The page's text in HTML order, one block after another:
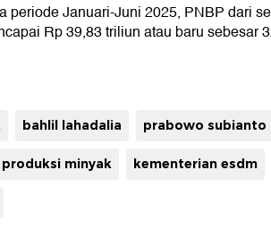
periode Januari-Juni 2025, PNBP dari
Rp 39,83 triliun atau baru sebesar
bahlil lahadalia prabowo subianto
produksi minyak kementerian esdm